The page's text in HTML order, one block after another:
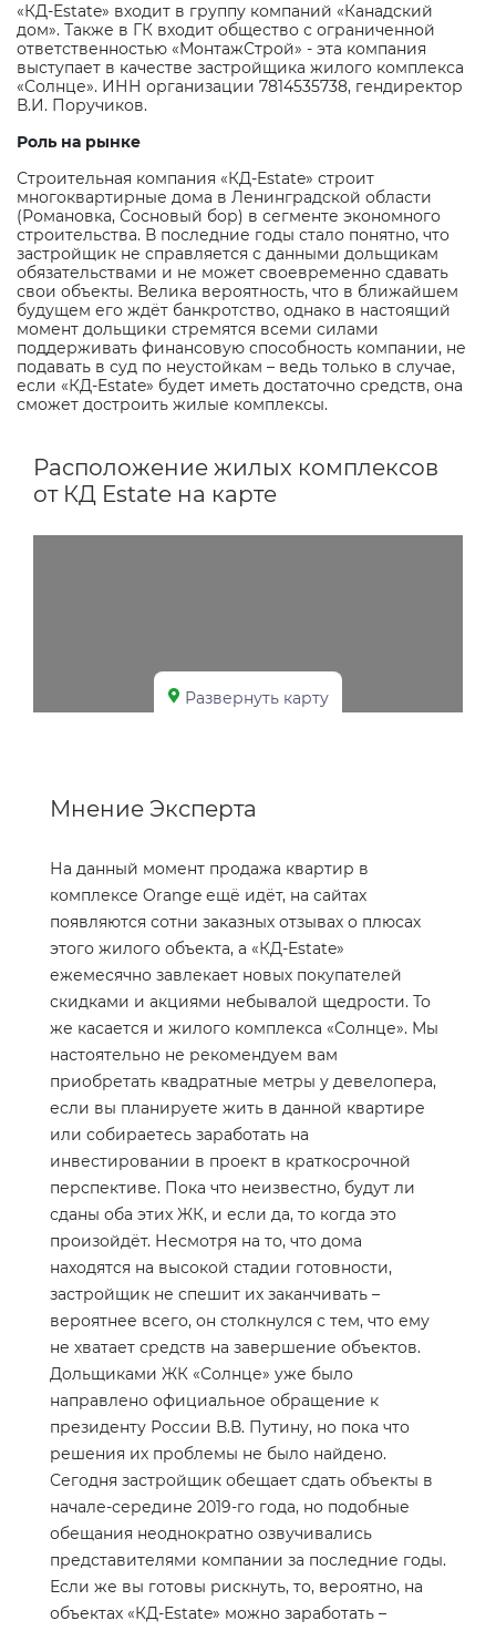
«КД-Estate» входит в группу компаний «Канадский
дом». Также в ГК входит общество с ограниченной
ответственностью «МонтажСтрой» - эта компания
выступает в качестве застройщика жилого комплекса
«Солнце». ИНН организации 7814535738, гендиректор
В.И. Поручиков.
Роль на рынке
Строительная компания «КД-Estate» строит
многоквартирные дома в Ленинградской области
(Романовка, Сосновый бор) в сегменте экономного
строительства. В последние годы стало понятно, что
застройщик не справляется с данными дольщикам
обязательствами и не может своевременно сдавать
свои объекты. Велика вероятность, что в ближайшем
будущем его ждёт банкротство, однако в настоящий
момент дольщики стремятся всеми силами
поддерживать финансовую способность компании, не
подавать в суд по неустойкам – ведь только в случае,
если «КД-Estate» будет иметь достаточно средств, она
сможет достроить жилые комплексы.
Расположение жилых комплексов
от КД Estate на карте
Развернуть карту
Мнение Эксперта
На данный момент продажа квартир в
комплексе Orange ещё идёт, на сайтах
появляются сотни заказных отзывах о плюсах
этого жилого объекта, а «КД-Estate»
ежемесячно завлекает новых покупателей
скидками и акциями небывалой щедрости. То
же касается и жилого комплекса «Солнце». Мы
настоятельно не рекомендуем вам
приобретать квадратные метры у девелопера,
если вы планируете жить в данной квартире
или собираетесь заработать на
инвестировании в проект в краткосрочной
перспективе. Пока что неизвестно, будут ли
сданы оба этих ЖК, и если да, то когда это
произойдёт. Несмотря на то, что дома
находятся на высокой стадии готовности,
застройщик не спешит их заканчивать –
вероятнее всего, он столкнулся с тем, что ему
не хватает средств на завершение объектов.
Дольщиками ЖК «Солнце» уже было
направлено официальное обращение к
президенту России В.В. Путину, но пока что
решения их проблемы не было найдено.
Сегодня застройщик обещает сдать объекты в
начале-середине 2019-го года, но подобные
обещания неоднократно озвучивались
представителями компании за последние годы.
Если же вы готовы рискнуть, то, вероятно, на
объектах «КД-Estate» можно заработать –